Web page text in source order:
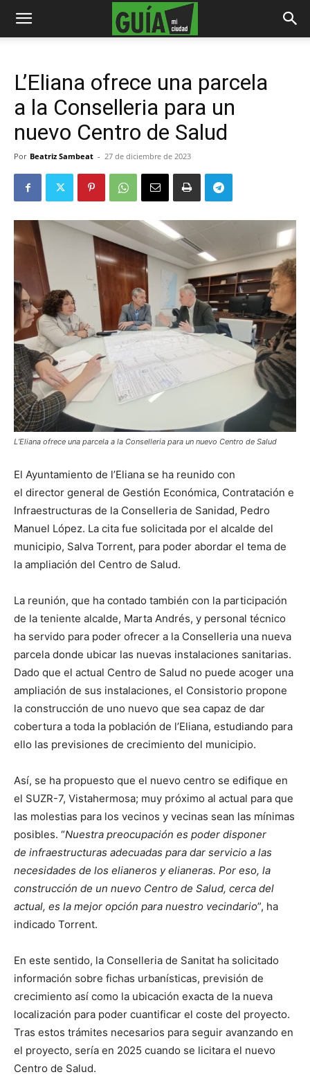
L’Eliana ofrece una parcela
a la Conselleria para un
nuevo Centro de Salud
Por Beatriz Sambeat - 27 de diciembre de 2023
L’Eliana ofrece una parcela a la Conselleria para un nuevo Centro de Salud
El Ayuntamiento de l’Eliana se ha reunido con
el director general de Gestión Económica, Contratación e
Infraestructuras de la Conselleria de Sanidad, Pedro
Manuel López. La cita fue solicitada por el alcalde del
municipio, Salva Torrent, para poder abordar el tema de
la ampliación del Centro de Salud.
La reunión, que ha contado también con la participación
de la teniente alcalde, Marta Andrés, y personal técnico
ha servido para poder ofrecer a la Conselleria una nueva
parcela donde ubicar las nuevas instalaciones sanitarias.
Dado que el actual Centro de Salud no puede acoger una
ampliación de sus instalaciones, el Consistorio propone
la construcción de uno nuevo que sea capaz de dar
cobertura a toda la población de l’Eliana, estudiando para
ello las previsiones de crecimiento del municipio.
Así, se ha propuesto que el nuevo centro se edifique en
el SUZR-7, Vistahermosa; muy próximo al actual para que
las molestias para los vecinos y vecinas sean las mínimas
posibles. “Nuestra preocupación es poder disponer
de infraestructuras adecuadas para dar servicio a las
necesidades de los elianeros y elianeras. Por eso, la
construcción de un nuevo Centro de Salud, cerca del
actual, es la mejor opción para nuestro vecindario”, ha
indicado Torrent.
En este sentido, la Conselleria de Sanitat ha solicitado
información sobre fichas urbanísticas, previsión de
crecimiento así como la ubicación exacta de la nueva
localización para poder cuantificar el coste del proyecto.
Tras estos trámites necesarios para seguir avanzando en
el proyecto, sería en 2025 cuando se licitara el nuevo
Centro de Salud.